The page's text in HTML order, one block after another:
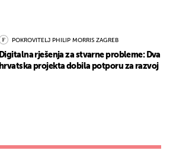
POKROVITELJ PHILIP MORRIS ZAGREB
Digitalna rješenja za stvarne probleme: Dva
hrvatska projekta dobila potporu za razvoj